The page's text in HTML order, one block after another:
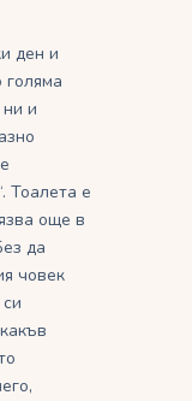
ден и
голяма
и
Тоалета е
още в
да
човек